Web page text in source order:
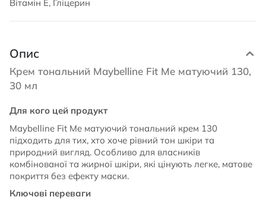
Вітамін Е, Гліцерин
Опис
Крем тональний Maybelline Fit Me матуючий 130,
30 мл
Для кого цей продукт
Maybelline Fit Me матуючий тональний крем 130
підходить для тих, хто хоче рівний тон шкіри та
природний вигляд. Особливо для власників
комбінованої та жирної шкіри, які цінують легке, матове
покриття без ефекту маски.
Ключові переваги